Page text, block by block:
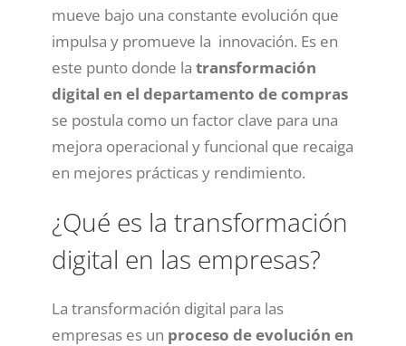
mueve bajo una constante evolución que
impulsa y promueve la innovación. Es en
este punto donde la transformación
digital en el departamento de compras
se postula como un factor clave para una
mejora operacional y funcional que recaiga
en mejores prácticas y rendimiento.
¿Qué es la transformación
digital en las empresas?
La transformación digital para las
empresas es un proceso de evolución en